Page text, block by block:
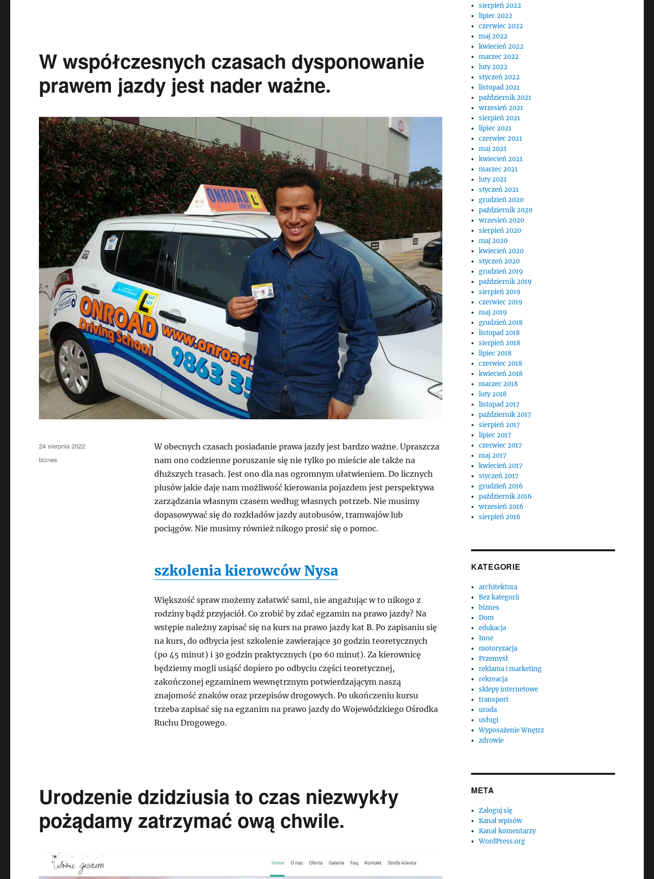
W współczesnych czasach dysponowanie
prawem jazdy jest nader ważne.
W obecnych czasach posiadanie prawa jazdy jest bardzo ważne. Upraszcza
nam ono codzienne poruszanie się nie tylko po mieście ale także na
dłuższych trasach. Jest ono dla nas ogromnym ułatwieniem. Do licznych
plusów jakie daje nam możliwość kierowania pojazdem jest perspektywa
zarządzania własnym czasem według własnych potrzeb. Nie musimy
dopasowywać się do rozkładów jazdy autobusów, tramwajów lub
pociągów. Nie musimy również nikogo prosić się o pomoc.
szkolenia kierowców Nysa
Większość spraw możemy załatwić sami, nie angażując w to nikogo z
rodziny bądź przyjaciół. Co zrobić by zdać egzamin na prawo jazdy? Na
wstępie należny zapisać się na kurs na prawo jazdy kat B. Po zapisaniu się
na kurs, do odbycia jest szkolenie zawierające 30 godzin teoretycznych
(po 45 minut) i 30 godzin praktycznych (po 60 minut). Za kierownicę
będziemy mogli usiąść dopiero po odbyciu części teoretycznej,
zakończonej egzaminem wewnętrznym potwierdzającym naszą
znajomość znaków oraz przepisów drogowych. Po ukończeniu kursu
trzeba zapisać się na egzanim na prawo jazdy do Wojewódzkiego Ośrodka
Ruchu Drogowego.
Data
publikacji
24 sierpnia 2022
Kategorie
biznes
Urodzenie dzidziusia to czas niezwykły
pożądamy zatrzymać ową chwile.
sierpień 2022
lipiec 2022
czerwiec 2022
maj 2022
kwiecień 2022
marzec 2022
luty 2022
styczeń 2022
listopad 2021
październik 2021
wrzesień 2021
sierpień 2021
lipiec 2021
czerwiec 2021
maj 2021
kwiecień 2021
marzec 2021
luty 2021
styczeń 2021
grudzień 2020
październik 2020
wrzesień 2020
sierpień 2020
maj 2020
kwiecień 2020
styczeń 2020
grudzień 2019
październik 2019
sierpień 2019
czerwiec 2019
maj 2019
grudzień 2018
listopad 2018
sierpień 2018
lipiec 2018
czerwiec 2018
kwiecień 2018
marzec 2018
luty 2018
listopad 2017
październik 2017
sierpień 2017
lipiec 2017
czerwiec 2017
maj 2017
kwiecień 2017
styczeń 2017
grudzień 2016
październik 2016
wrzesień 2016
sierpień 2016
KATEGORIE
architektura
Bez kategorii
biznes
Dom
edukacja
Inne
motoryzacja
Przemysł
reklama i marketing
rekreacja
sklepy internetowe
transport
uroda
usługi
Wyposażenie Wnętrz
zdrowie
META
Zaloguj się
Kanał wpisów
Kanał komentarzy
WordPress.org